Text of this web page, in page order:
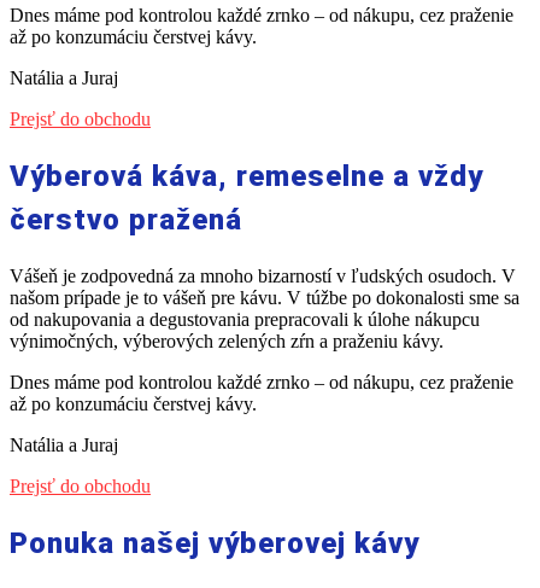
Dnes máme pod kontrolou každé zrnko – od nákupu, cez praženie
až po konzumáciu čerstvej kávy.
Natália a Juraj
Prejsť do obchodu
Výberová káva, remeselne a vždy
čerstvo pražená
Vášeň je zodpovedná za mnoho bizarností v ľudských osudoch. V
našom prípade je to vášeň pre kávu. V túžbe po dokonalosti sme sa
od nakupovania a degustovania prepracovali k úlohe nákupcu
výnimočných, výberových zelených zŕn a praženiu kávy.
Dnes máme pod kontrolou každé zrnko – od nákupu, cez praženie
až po konzumáciu čerstvej kávy.
Natália a Juraj
Prejsť do obchodu
Ponuka našej výberovej kávy